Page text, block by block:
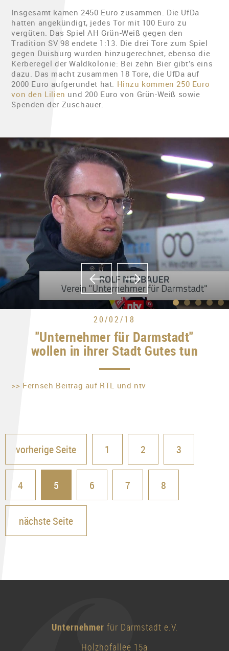
Insgesamt kamen 2450 Euro zusammen. Die UfDa
hatten angekündigt, jedes Tor mit 100 Euro zu
vergüten. Das Spiel AH Grün-Weiß gegen den
Tradition SV 98 endete 1:13. Die drei Tore zum Spiel
gegen Duisburg wurden hinzugerechnet, ebenso die
Kerberegel der Waldkolonie: Bei zehn Bier gibt’s eins
dazu. Das macht zusammen 18 Tore, die UfDa auf
2000 Euro aufgerundet hat. Hinzu kommen 250 Euro
von den Lilien und 200 Euro von Grün-Weiß sowie
Spenden der Zuschauer.
20/02/18
"Unternehmer für Darmstadt"
wollen in ihrer Stadt Gutes tun
>> Fernseh Beitrag auf RTL und ntv
vorherige Seite 1 2 3
4 5 6 7 8
nächste Seite
Unternehmer für Darmstadt e.V.
Holzhofallee 15a